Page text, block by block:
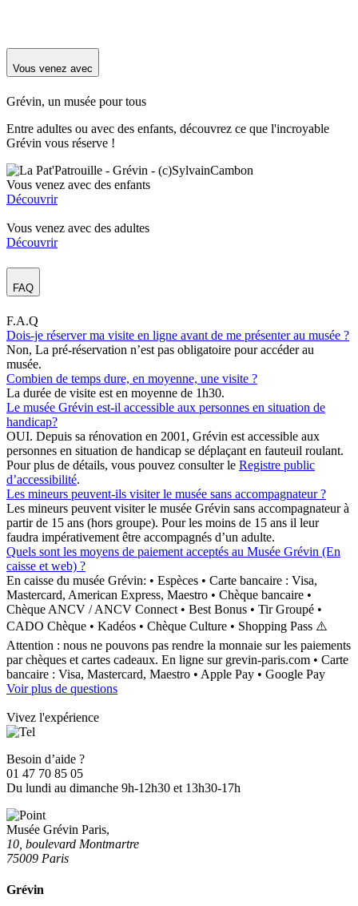
Vous venez avec
Grévin, un musée pour tous
Entre adultes ou avec des enfants, découvrez ce que l'incroyable
Grévin vous réserve !
Vous venez avec des enfants
Découvrir
Vous venez avec des adultes
Découvrir
FAQ
F.A.Q
Dois-je réserver ma visite en ligne avant de me présenter au musée ?
Non, La pré-réservation n’est pas obligatoire pour accéder au
musée.
Combien de temps dure, en moyenne, une visite ?
La durée de visite est en moyenne de 1h30.
Le musée Grévin est-il accessible aux personnes en situation de
handicap?
OUI. Depuis sa rénovation en 2001, Grévin est accessible aux
personnes en situation de handicap se déplaçant en fauteuil roulant.
Pour plus de détails, vous pouvez consulter le Registre public
d’accessibilité.
Les mineurs peuvent-ils visiter le musée sans accompagnateur ?
Les mineurs peuvent visiter le musée Grévin sans accompagnateur à
partir de 15 ans (hors groupe). Pour les moins de 15 ans il leur
faudra impérativement être accompagnés d’un adulte.
Quels sont les moyens de paiement acceptés au Musée Grévin (En
caisse et web) ?
En caisse du musée Grévin: • Espèces • Carte bancaire : Visa,
Mastercard, American Express, Maestro • Chèque bancaire •
Chèque ANCV / ANCV Connect • Best Bonus • Tir Groupé •
CADO Chèque • Kadéos • Chèque Culture • Shopping Pass ⚠️
Attention : nous ne pouvons pas rendre la monnaie sur les paiements
par chèques et cartes cadeaux. En ligne sur grevin-paris.com • Carte
bancaire : Visa, Mastercard, Maestro • Apple Pay • Google Pay
Voir plus de questions
Vivez l'expérience
Besoin d’aide ?
01 47 70 85 05
Du lundi au dimanche 9h-12h30 et 13h30-17h
Musée Grévin Paris,
10, boulevard Montmartre
75009 Paris
Grévin